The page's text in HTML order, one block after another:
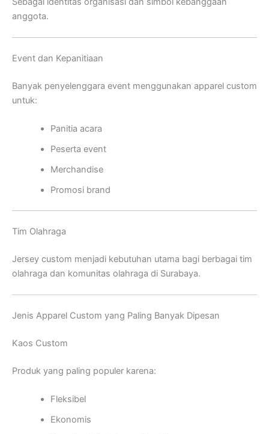
anggota.
Event dan Kepanitiaan
Banyak penyelenggara event menggunakan apparel custom
untuk:
Panitia acara
Peserta event
Merchandise
Promosi brand
Tim Olahraga
Jersey custom menjadi kebutuhan utama bagi berbagai tim
olahraga dan komunitas olahraga di Surabaya.
Jenis Apparel Custom yang Paling Banyak Dipesan
Kaos Custom
Produk yang paling populer karena:
Fleksibel
Ekonomis